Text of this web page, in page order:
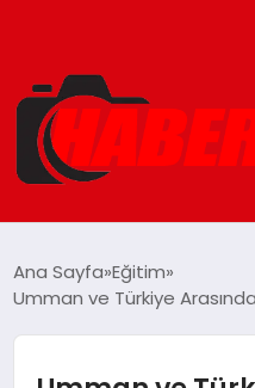
EĞITIM
Ana Sayfa Eğitim
Umman ve Türkiye